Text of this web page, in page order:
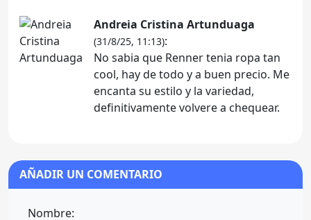
Andreia Cristina Artunduaga
(31/8/25, 11:13):
No sabia que Renner tenia ropa tan
cool, hay de todo y a buen precio. Me
encanta su estilo y la variedad,
definitivamente volvere a chequear.
AÑADIR UN COMENTARIO
Nombre: